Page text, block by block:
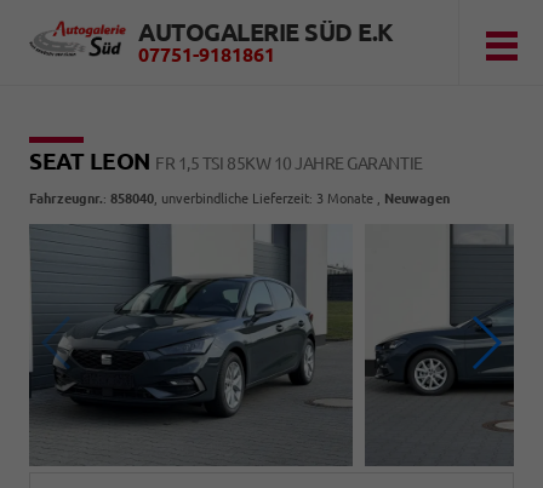
AUTOGALERIE SÜD E.K
07751-9181861
SEAT LEON FR 1,5 TSI 85KW 10 JAHRE GARANTIE
Fahrzeugnr.: 858040 , unverbindliche Lieferzeit: 3 Monate Neuwagen